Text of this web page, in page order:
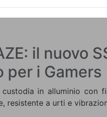
il nuovo
per i Gamers
in alluminio con
resistente a urti e